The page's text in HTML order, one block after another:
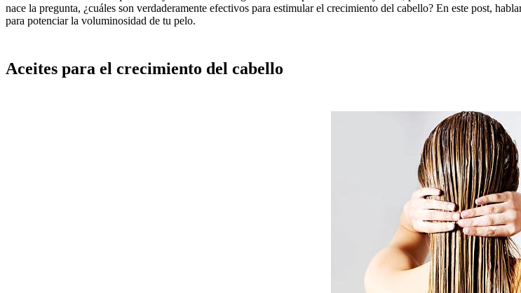
nace la pregunta, ¿cuáles son verdaderamente efectivos para estimular el crecimiento del cabello? En este post,
para potenciar la voluminosidad de tu pelo.
Aceites para el crecimiento del cabello